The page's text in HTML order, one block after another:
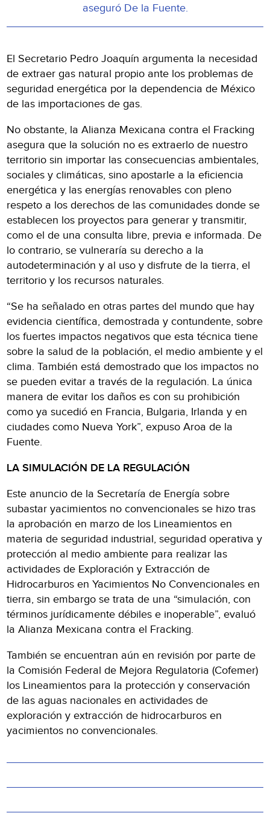
aseguró De la Fuente.
El Secretario Pedro Joaquín argumenta la necesidad
de extraer gas natural propio ante los problemas de
seguridad energética por la dependencia de México
de las importaciones de gas.
No obstante, la Alianza Mexicana contra el Fracking
asegura que la solución no es extraerlo de nuestro
territorio sin importar las consecuencias ambientales,
sociales y climáticas, sino apostarle a la eficiencia
energética y las energías renovables con pleno
respeto a los derechos de las comunidades donde se
establecen los proyectos para generar y transmitir,
como el de una consulta libre, previa e informada. De
lo contrario, se vulneraría su derecho a la
autodeterminación y al uso y disfrute de la tierra, el
territorio y los recursos naturales.
“Se ha señalado en otras partes del mundo que hay
evidencia científica, demostrada y contundente, sobre
los fuertes impactos negativos que esta técnica tiene
sobre la salud de la población, el medio ambiente y el
clima. También está demostrado que los impactos no
se pueden evitar a través de la regulación. La única
manera de evitar los daños es con su prohibición
como ya sucedió en Francia, Bulgaria, Irlanda y en
ciudades como Nueva York”, expuso Aroa de la
Fuente.
LA SIMULACIÓN DE LA REGULACIÓN
Este anuncio de la Secretaría de Energía sobre
subastar yacimientos no convencionales se hizo tras
la aprobación en marzo de los Lineamientos en
materia de seguridad industrial, seguridad operativa y
protección al medio ambiente para realizar las
actividades de Exploración y Extracción de
Hidrocarburos en Yacimientos No Convencionales en
tierra, sin embargo se trata de una “simulación, con
términos jurídicamente débiles e inoperable”, evaluó
la Alianza Mexicana contra el Fracking.
También se encuentran aún en revisión por parte de
la Comisión Federal de Mejora Regulatoria (Cofemer)
los Lineamientos para la protección y conservación
de las aguas nacionales en actividades de
exploración y extracción de hidrocarburos en
yacimientos no convencionales.